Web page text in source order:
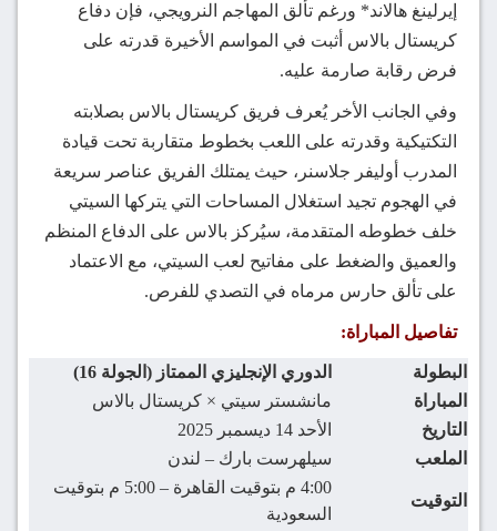
إيرلينغ هالاند* ورغم تألق المهاجم النرويجي، فإن دفاع
كريستال بالاس أثبت في المواسم الأخيرة قدرته على
فرض رقابة صارمة عليه.
وفي الجانب الأخر يُعرف فريق كريستال بالاس بصلابته
التكتيكية وقدرته على اللعب بخطوط متقاربة تحت قيادة
المدرب أوليفر جلاسنر، حيث يمتلك الفريق عناصر سريعة
في الهجوم تجيد استغلال المساحات التي يتركها السيتي
خلف خطوطه المتقدمة، سيُركز بالاس على الدفاع المنظم
والعميق والضغط على مفاتيح لعب السيتي، مع الاعتماد
على تألق حارس مرماه في التصدي للفرص.
تفاصيل المباراة:
البطولة
الدوري الإنجليزي الممتاز (الجولة 16)
المباراة
مانشستر سيتي × كريستال بالاس
التاريخ
الأحد 14 ديسمبر 2025
الملعب
سيلهرست بارك – لندن
التوقيت
4:00 م بتوقيت القاهرة – 5:00 م بتوقيت
السعودية